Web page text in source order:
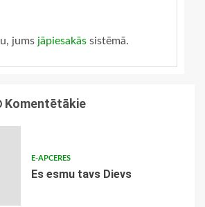
jums jāpiesakās sistēmā.
Komentētākie
E-APCERES
Es esmu tavs Dievs